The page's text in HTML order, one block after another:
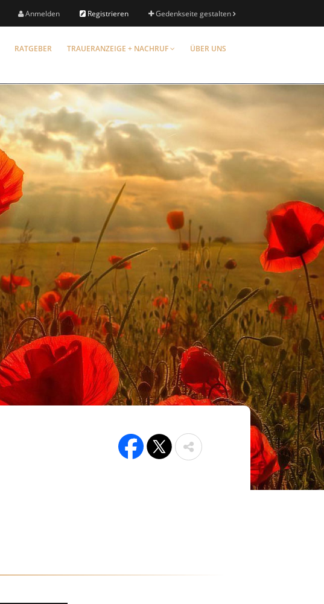
Anmelden Registrieren Gedenkseite gestalten
RATGEBER TRAUERANZEIGE + NACHRUF ÜBER UNS